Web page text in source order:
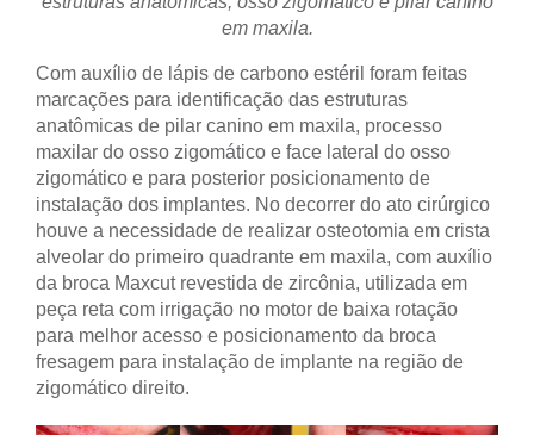
em maxila.
Com auxílio de lápis de carbono estéril foram feitas
marcações para identificação das estruturas
anatômicas de pilar canino em maxila, processo
maxilar do osso zigomático e face lateral do osso
zigomático e para posterior posicionamento de
instalação dos implantes. No decorrer do ato cirúrgico
houve a necessidade de realizar osteotomia em crista
alveolar do primeiro quadrante em maxila, com auxílio
da broca Maxcut revestida de zircônia, utilizada em
peça reta com irrigação no motor de baixa rotação
para melhor acesso e posicionamento da broca
fresagem para instalação de implante na região de
zigomático direito.